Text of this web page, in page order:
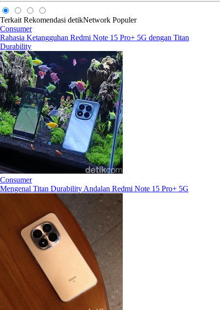
Terkait Rekomendasi detikNetwork Populer
Consumer
Rahasia Ketangguhan Redmi Note 15 Pro+ 5G dengan Titan
Durability
Consumer
Mengenal Titan Durability Andalan Redmi Note 15 Pro+ 5G